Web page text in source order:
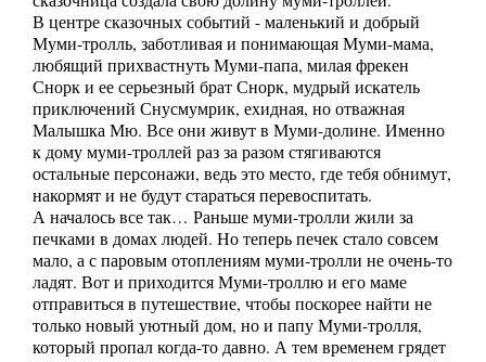
В центре сказочных событий - маленький и добрый
Муми-тролль, заботливая и понимающая Муми-мама,
любящий прихвастнуть Муми-папа, милая фрекен
Снорк и ее серьезный брат Снорк, мудрый искатель
приключений Снусмумрик, ехидная, но отважная
Малышка Мю. Все они живут в Муми-долине. Именно
к дому муми-троллей раз за разом стягиваются
остальные персонажи, ведь это место, где тебя обнимут,
накормят и не будут стараться перевоспитать.
А началось все так… Раньше муми-тролли жили за
печками в домах людей. Но теперь печек стало совсем
мало, а с паровым отоплениям муми-тролли не очень-то
ладят. Вот и приходится Муми-троллю и его маме
отправиться в путешествие, чтобы поскорее найти не
только новый уютный дом, но и папу Муми-тролля,
который пропал когда-то давно. А тем временем грядет